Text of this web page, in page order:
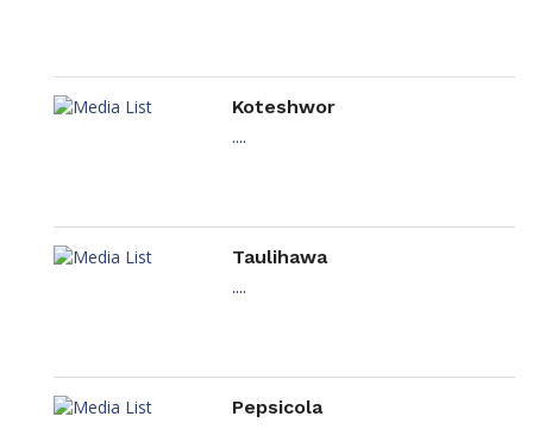
Koteshwor
....
Taulihawa
....
Pepsicola